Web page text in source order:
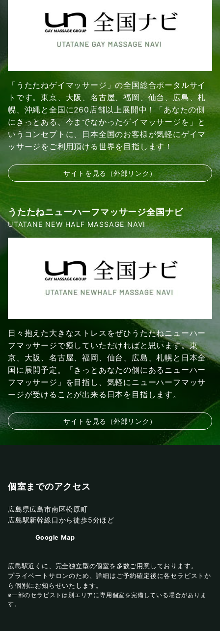
「うたたねゲイマッサージ」の全国総合ポータルサイ
トです。東京、大阪、名古屋、福岡、仙台、広島、札
幌、沖縄と全国に260店舗以上展開中！「あなたの側
にきっとある、今までなかったゲイマッサージを」と
いうコンセプトに、日本全国のお客様が気軽にゲイマ
ッサージをご利用頂ける世界を目指します！
サイトを見る（外部リンク）
うたたねニューハーフマッサージ全国ナビ
UTATANE NEW HALF MASSAGE NAVI
日々抱えた大きなストレスをぜひうたたねニューハー
フマッサージで癒していただければと思います。東
京、大阪、名古屋、福岡、仙台、広島、札幌と日本全
国に展開予定。「きっとあなたの側にあるニューハー
フマッサージ」を目指し、気軽にニューハーフマッサ
ージが受けることが出来る日本を目指します。
サイトを見る（外部リンク）
個室までのアクセス
広島県広島市南区松原町
広島駅新幹線口から徒歩5分ほど
Google Map
広島駅近くに、完全独立型の個室を多数ご用意しております。
プライベートサロンのため、詳細はご予約確定後に各セラピストか
ら個別にお知らせいたします。
※一部のセラピストは別エリアに専用個室を完備している場合がありま
す。